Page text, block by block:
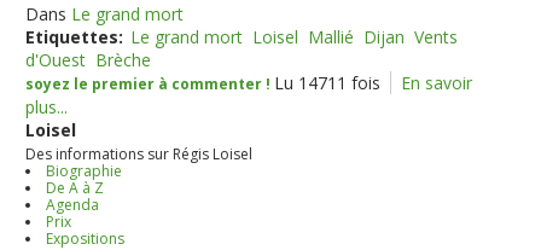
Dans Le grand mort
Etiquettes: Le grand mort Loisel Mallié Dijan Vents
d'Ouest Brèche
soyez le premier à commenter ! Lu 14711 fois
En savoir
plus...
Loisel
Des informations sur Régis Loisel
Biographie
De A à Z
Agenda
Prix
Expositions